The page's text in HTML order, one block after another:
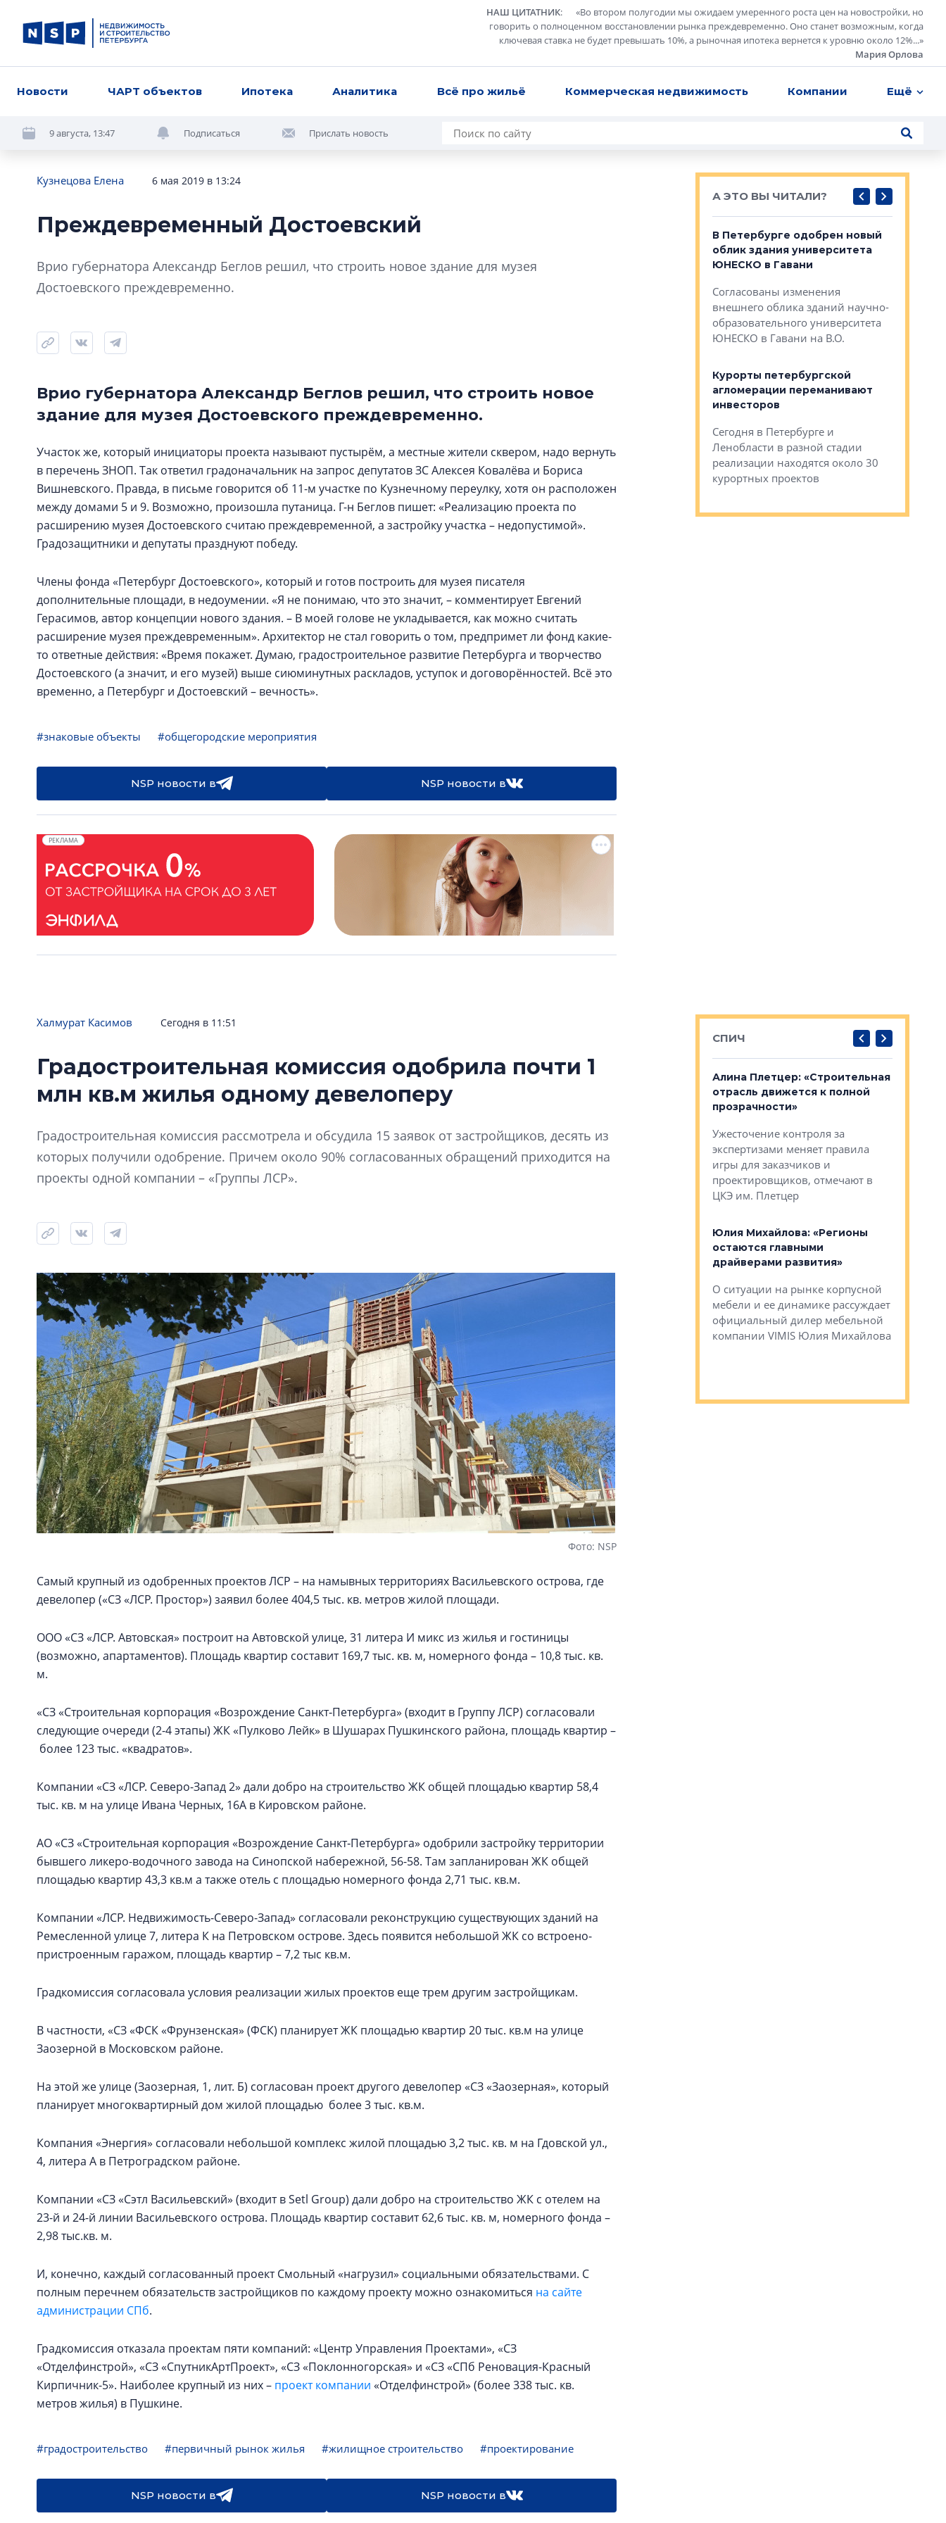
НАШ ЦИТАТНИК: «Во втором полугодии мы ожидаем умеренного роста цен на новостройки, но
говорить о полноценном восстановлении рынка преждевременно. Оно станет возможным, когда
ключевая ставка не будет превышать 10%, а рыночная ипотека вернется к уровню около 12%...»
Мария Орлова
Новости ЧАРТ объектов Ипотека Аналитика Всё про жильё Коммерческая недвижимость Компании Ещё
9 августа, 13:47 Подписаться Прислать новость
Кузнецова Елена 6 мая 2019 в 13:24
Преждевременный Достоевский
Врио губернатора Александр Беглов решил, что строить новое здание для музея
Достоевского преждевременно.
Врио губернатора Александр Беглов решил, что строить новое
здание для музея Достоевского преждевременно.
Участок же, который инициаторы проекта называют пустырём, а местные жители сквером, надо вернуть
в перечень ЗНОП. Так ответил градоначальник на запрос депутатов ЗС Алексея Ковалёва и Бориса
Вишневского. Правда, в письме говорится об 11-м участке по Кузнечному переулку, хотя он расположен
между домами 5 и 9. Возможно, произошла путаница. Г-н Беглов пишет: «Реализацию проекта по
расширению музея Достоевского считаю преждевременной, а застройку участка – недопустимой».
Градозащитники и депутаты празднуют победу.
Члены фонда «Петербург Достоевского», который и готов построить для музея писателя
дополнительные площади, в недоумении. «Я не понимаю, что это значит, – комментирует Евгений
Герасимов, автор концепции нового здания. – В моей голове не укладывается, как можно считать
расширение музея преждевременным». Архитектор не стал говорить о том, предпримет ли фонд какие-
то ответные действия: «Время покажет. Думаю, градостроительное развитие Петербурга и творчество
Достоевского (а значит, и его музей) выше сиюминутных раскладов, уступок и договорённостей. Всё это
временно, а Петербург и Достоевский – вечность».
#знаковые объекты #общегородские мероприятия
NSP новости в NSP новости в
РЕКЛАМА
А ЭТО ВЫ ЧИТАЛИ?
2020-2026 годов постройки на 9%
В Петербурге одобрен новый
облик здания университета
ЮНЕСКО в Гавани
Согласованы изменения
внешнего облика зданий научно-
образовательного университета
ЮНЕСКО в Гавани на В.О.
Курорты петербургской
агломерации переманивают
инвесторов
Сегодня в Петербурге и
Ленобласти в разной стадии
реализации находятся около 30
курортных проектов
Халмурат Касимов Сегодня в 11:51
Градостроительная комиссия одобрила почти 1
млн кв.м жилья одному девелоперу
Градостроительная комиссия рассмотрела и обсудила 15 заявок от застройщиков, десять из
которых получили одобрение. Причем около 90% согласованных обращений приходится на
проекты одной компании – «Группы ЛСР».
Фото: NSP
Самый крупный из одобренных проектов ЛСР – на намывных территориях Васильевского острова, где
девелопер («СЗ «ЛСР. Простор») заявил более 404,5 тыс. кв. метров жилой площади.
ООО «СЗ «ЛСР. Автовская» построит на Автовской улице, 31 литера И микс из жилья и гостиницы
(возможно, апартаментов). Площадь квартир составит 169,7 тыс. кв. м, номерного фонда – 10,8 тыс. кв.
м.
«СЗ «Строительная корпорация «Возрождение Санкт‑Петербурга» (входит в Группу ЛСР) согласовали
следующие очереди (2-4 этапы) ЖК «Пулково Лейк» в Шушарах Пушкинского района, площадь квартир –
более 123 тыс. «квадратов».
Компании «СЗ «ЛСР. Северо-Запад 2» дали добро на строительство ЖК общей площадью квартир 58,4
тыс. кв. м на улице Ивана Черных, 16А в Кировском районе.
АО «СЗ «Строительная корпорация «Возрождение Санкт‑Петербурга» одобрили застройку территории
бывшего ликеро-водочного завода на Синопской набережной, 56-58. Там запланирован ЖК общей
площадью квартир 43,3 кв.м а также отель с площадью номерного фонда 2,71 тыс. кв.м.
Компании «ЛСР. Недвижимость-Северо-Запад» согласовали реконструкцию существующих зданий на
Ремесленной улице 7, литера К на Петровском острове. Здесь появится небольшой ЖК со встроено-
пристроенным гаражом, площадь квартир – 7,2 тыс кв.м.
Градкомиссия согласовала условия реализации жилых проектов еще трем другим застройщикам.
В частности, «СЗ «ФСК «Фрунзенская» (ФСК) планирует ЖК площадью квартир 20 тыс. кв.м на улице
Заозерной в Московском районе.
На этой же улице (Заозерная, 1, лит. Б) согласован проект другого девелопер «СЗ «Заозерная», который
планирует многоквартирный дом жилой площадью более 3 тыс. кв.м.
Компания «Энергия» согласовали небольшой комплекс жилой площадью 3,2 тыс. кв. м на Гдовской ул.,
4, литера А в Петроградском районе.
Компании «СЗ «Сэтл Васильевский» (входит в Setl Group) дали добро на строительство ЖК с отелем на
23-й и 24-й линии Васильевского острова. Площадь квартир составит 62,6 тыс. кв. м, номерного фонда –
2,98 тыс.кв. м.
И, конечно, каждый согласованный проект Смольный «нагрузил» социальными обязательствами. С
полным перечнем обязательств застройщиков по каждому проекту можно ознакомиться на сайте
администрации СПб.
Градкомиссия отказала проектам пяти компаний: «Центр Управления Проектами», «СЗ
«Отделфинстрой», «СЗ «СпутникАртПроект», «СЗ «Поклонногорская» и «СЗ «СПб Реновация-Красный
Кирпичник-5». Наиболее крупный из них – проект компании «Отделфинстрой» (более 338 тыс. кв.
метров жилья) в Пушкине.
#градостроительство #первичный рынок жилья #жилищное строительство #проектирование
NSP новости в NSP новости в
СПИЧ
Роман Корнышев: «Поводом
Девелопер «Вертикаль»: поводом
электромобиль
апарты, которые еще больше
уровню сервиса, уверены в УК
КЕЙПОРТ
Алина Плетцер: «Строительная
отрасль движется к полной
прозрачности»
Ужесточение контроля за
экспертизами меняет правила
игры для заказчиков и
проектировщиков, отмечают в
ЦКЭ им. Плетцер
Юлия Михайлова: «Регионы
остаются главными
драйверами развития»
О ситуации на рынке корпусной
мебели и ее динамике рассуждает
официальный дилер мебельной
компании VIMIS Юлия Михайлова